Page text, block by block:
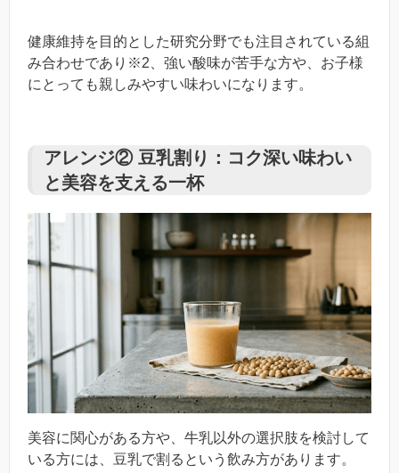
健康維持を目的とした研究分野でも注目されている組
み合わせであり※2、強い酸味が苦手な方や、お子様
にとっても親しみやすい味わいになります。
アレンジ② 豆乳割り：コク深い味わい
と美容を支える一杯
美容に関心がある方や、牛乳以外の選択肢を検討して
いる方には、豆乳で割るという飲み方があります。